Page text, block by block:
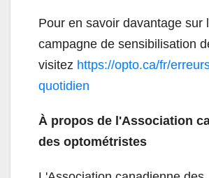
Pour en savoir davantage sur
campagne de sensibilisation
visitez https://opto.ca/fr/
quotidien
À propos de l'Association
des optométristes